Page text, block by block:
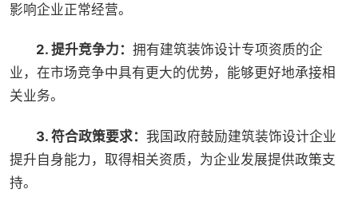
影响企业正常经营。
2. 提升竞争力：拥有建筑装饰设计专项资质的企
业，在市场竞争中具有更大的优势，能够更好地承接相
关业务。
3. 符合政策要求：我国政府鼓励建筑装饰设计企业
提升自身能力，取得相关资质，为企业发展提供政策支
持。